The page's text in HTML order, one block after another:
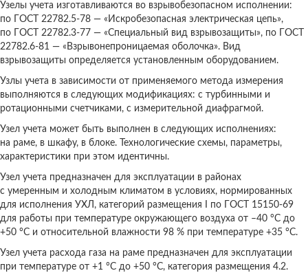
Узелы учета изготавливаются во взрывобезопасном исполнении:
по ГОСТ 22782.5-78 — «Искробезопасная электрическая цепь»,
по ГОСТ 22782.3-77 — «Специальный вид взрывозащиты», по ГОСТ
22782.6-81 — «Взрывонепроницаемая оболочка». Вид
взрывозащиты определяется установленным оборудованием.
Узлы учета в зависимости от применяемого метода измерения
выполняются в следующих модификациях: с турбинными и
ротационными счетчиками, с измерительной диафрагмой.
Узел учета может быть выполнен в следующих исполнениях:
на раме, в шкафу, в блоке. Технологические схемы, параметры,
характеристики при этом идентичны.
Узел учета предназначен для эксплуатации в районах
с умеренным и холодным климатом в условиях, нормированных
для исполнения УХЛ, категорий размещения I по ГОСТ 15150-69
для работы при температуре окружающего воздуха от –40 °С до
+50 °С и относительной влажности 98 % при температуре +35 °С.
Узел учета расхода газа на раме предназначен для эксплуатации
при температуре от +1 °С до +50 °С, категория размещения 4.2.